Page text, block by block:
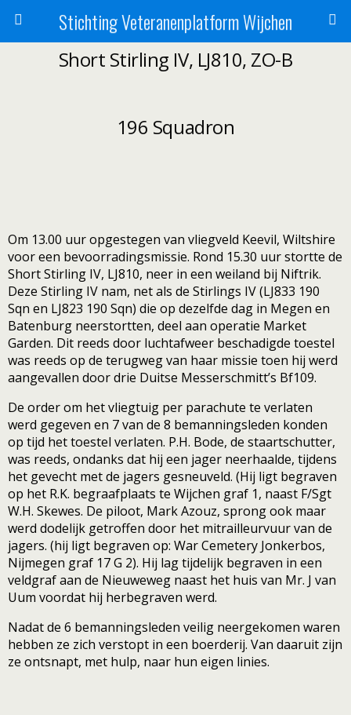
Stichting Veteranenplatform Wijchen
Short Stirling IV, LJ810, ZO-B
196 Squadron
Om 13.00 uur opgestegen van vliegveld Keevil, Wiltshire
voor een bevoorradingsmissie. Rond 15.30 uur stortte de
Short Stirling IV, LJ810, neer in een weiland bij Niftrik.
Deze Stirling IV nam, net als de Stirlings IV (LJ833 190
Sqn en LJ823 190 Sqn) die op dezelfde dag in Megen en
Batenburg neerstortten, deel aan operatie Market
Garden. Dit reeds door luchtafweer beschadigde toestel
was reeds op de terugweg van haar missie toen hij werd
aangevallen door drie Duitse Messerschmitt’s Bf109.
De order om het vliegtuig per parachute te verlaten
werd gegeven en 7 van de 8 bemanningsleden konden
op tijd het toestel verlaten. P.H. Bode, de staartschutter,
was reeds, ondanks dat hij een jager neerhaalde, tijdens
het gevecht met de jagers gesneuveld. (Hij ligt begraven
op het R.K. begraafplaats te Wijchen graf 1, naast F/Sgt
W.H. Skewes. De piloot, Mark Azouz, sprong ook maar
werd dodelijk getroffen door het mitrailleurvuur van de
jagers. (hij ligt begraven op: War Cemetery Jonkerbos,
Nijmegen graf 17 G 2). Hij lag tijdelijk begraven in een
veldgraf aan de Nieuweweg naast het huis van Mr. J van
Uum voordat hij herbegraven werd.
Nadat de 6 bemanningsleden veilig neergekomen waren
hebben ze zich verstopt in een boerderij. Van daaruit zijn
ze ontsnapt, met hulp, naar hun eigen linies.